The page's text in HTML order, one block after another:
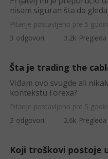
nisam siguran šta da
Pitanje postavljeno pre 5
3 odgovori 3.2k Pregleda
Šta je trading the
Viđam ovo svugde ali
kontekstu Forexa?
Pitanje postavljeno pre 5
3 odgovori 2.6k Pregleda
Koji troškovi postoje